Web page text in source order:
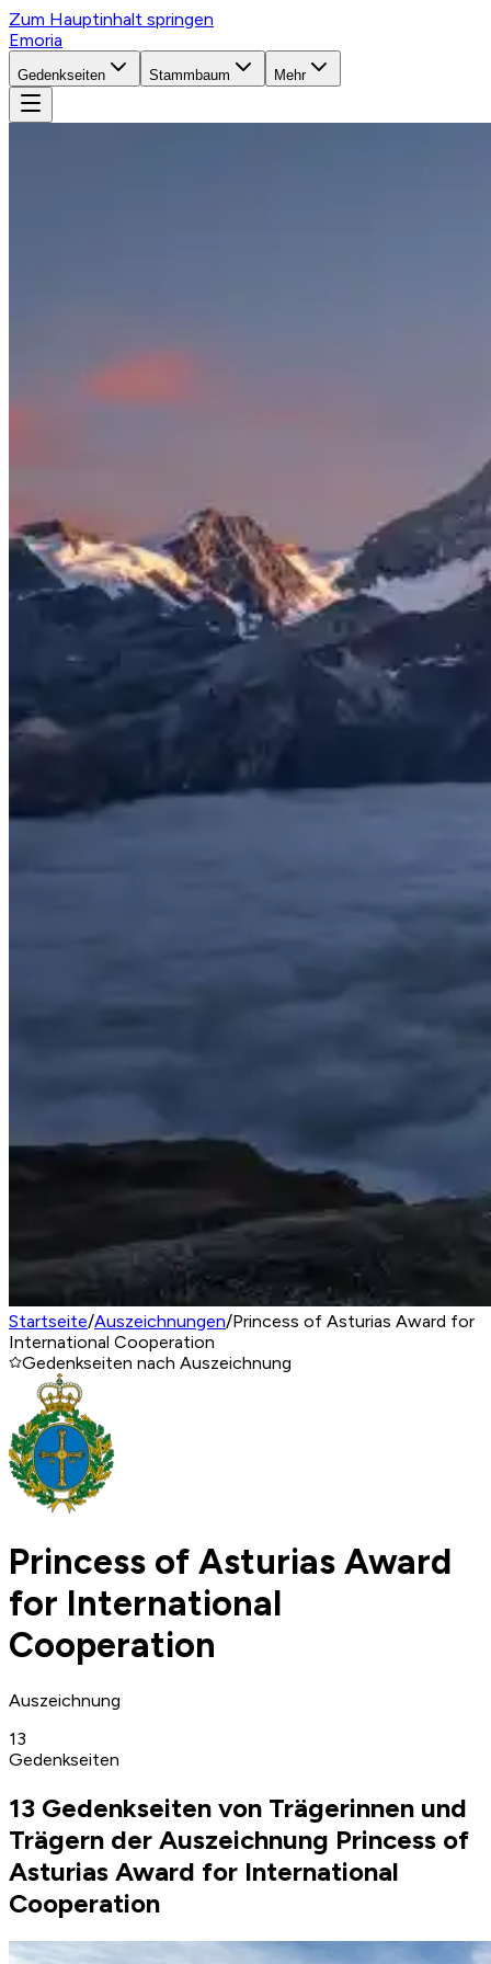
Zum Hauptinhalt springen
Emoria
Gedenkseiten Stammbaum Mehr
Startseite/Auszeichnungen/Princess of Asturias Award for
International Cooperation
Gedenkseiten nach Auszeichnung
Princess of Asturias Award
for International
Cooperation
Auszeichnung
13
Gedenkseiten
13 Gedenkseiten von Trägerinnen und
Trägern der Auszeichnung Princess of
Asturias Award for International
Cooperation